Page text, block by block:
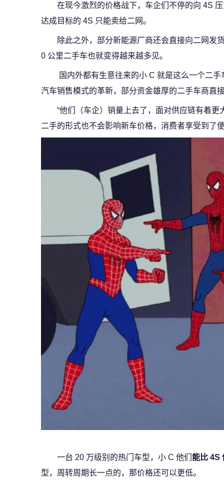
在现今激烈的价格战下，车企们不停的向 4S
达成目标的 4S 只能卖给二网。
除此之外，部分新能源厂商还会直接向二网发
0 公里二手车也就变得越来越多见。
国内外都有生意往来的小 C 就是这么一个二
汽车销售模式的革新，部分资金雄厚的二手车商直
“他们（车企）销量上去了，面对供应链有着
二手的形式也不会影响新车价格，消费者享受到了
一台 20 万级别的热门车型，小 C 他们 能比 4S
型，周转周期长一点的，那价格还可以更低。